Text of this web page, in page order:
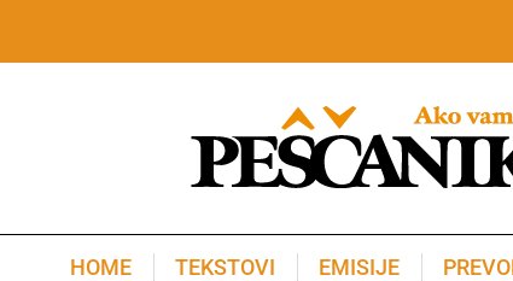
HOME TEKSTOVI EMISIJE